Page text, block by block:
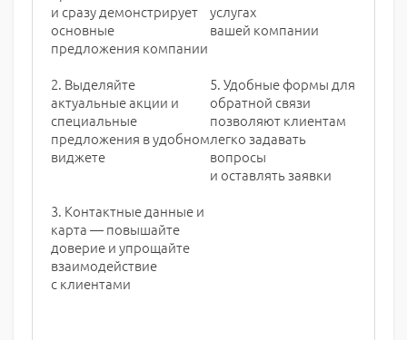
и сразу демонстрирует
основные
предложения компании
услугах
вашей компании
2. Выделяйте
актуальные акции и
специальные
предложения в удобном
виджете
5. Удобные формы для
обратной связи
позволяют клиентам
легко задавать
вопросы
и оставлять заявки
3. Контактные данные и
карта — повышайте
доверие и упрощайте
взаимодействие
с клиентами